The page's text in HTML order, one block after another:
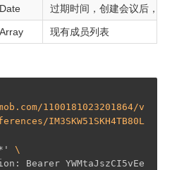
Date 过期时间，创建会议后，如果
Array 现有成员列表
IM3SKW51SKH4TB80L
Bearer YWMtaJszCI5vEe